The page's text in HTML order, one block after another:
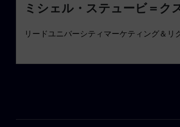
ミシェル・ステュービ＝ク
リードユニバーシティマーケティング＆リ